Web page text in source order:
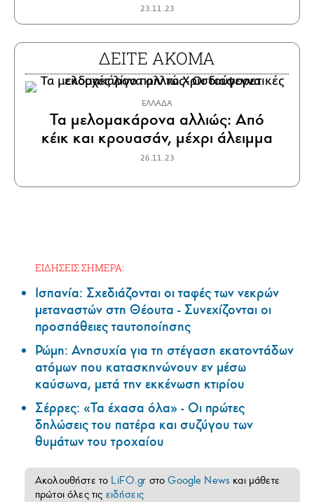
23.11.23
ΔΕΙΤΕ ΑΚΟΜΑ
ΕΛΛΑΔΑ
Τα μελομακάρονα αλλιώς: Από
κέικ και κρουασάν, μέχρι άλειμμα
26.11.23
ΕΙΔΗΣΕΙΣ ΣΗΜΕΡΑ:
Ισπανία: Σχεδιάζονται οι ταφές των νεκρών
μεταναστών στη Θέουτα - Συνεχίζονται οι
προσπάθειες ταυτοποίησης
Ρώμη: Ανησυχία για τη στέγαση εκατοντάδων
ατόμων που κατασκηνώνουν εν μέσω
καύσωνα, μετά την εκκένωση κτιρίου
Σέρρες: «Τα έχασα όλα» - Οι πρώτες
δηλώσεις του πατέρα και συζύγου των
θυμάτων του τροχαίου
Ακολουθήστε το LiFO.gr στοGoogle News και μάθετε
πρώτοι όλες τις ειδήσεις